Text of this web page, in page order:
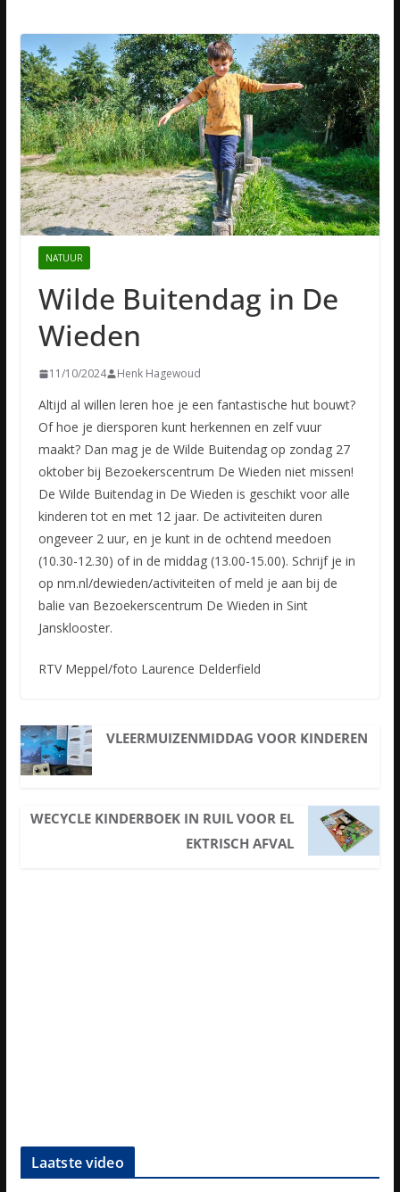
NATUUR
Wilde Buitendag in De
Wieden
11/10/2024 Henk Hagewoud
Altijd al willen leren hoe je een fantastische hut bouwt?
Of hoe je diersporen kunt herkennen en zelf vuur
maakt? Dan mag je de Wilde Buitendag op zondag 27
oktober bij Bezoekerscentrum De Wieden niet missen!
De Wilde Buitendag in De Wieden is geschikt voor alle
kinderen tot en met 12 jaar. De activiteiten duren
ongeveer 2 uur, en je kunt in de ochtend meedoen
(10.30-12.30) of in de middag (13.00-15.00). Schrijf je in
op nm.nl/dewieden/activiteiten of meld je aan bij de
balie van Bezoekerscentrum De Wieden in Sint
Jansklooster.
RTV Meppel/foto Laurence Delderfield
VLEERMUIZENMIDDAG VOOR KINDEREN
WECYCLE KINDERBOEK IN RUIL VOOR EL
EKTRISCH AFVAL
Laatste video